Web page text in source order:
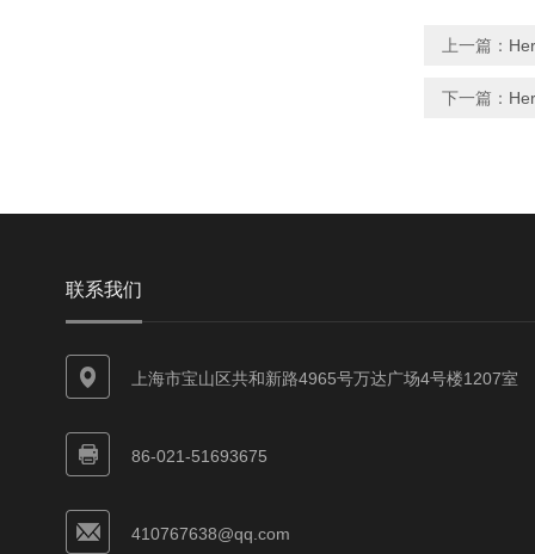
上一篇：
下一篇：
联系我们
上海市宝山区共和新路4965号万达广场4号楼1207室
86-021-51693675
410767638@qq.com